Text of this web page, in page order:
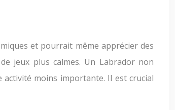
et pourrait même apprécier des
jeux plus calmes. Un Labrador non
moins importante. Il est crucial